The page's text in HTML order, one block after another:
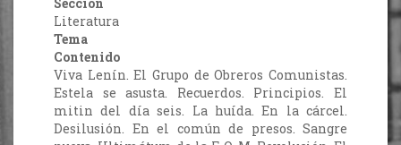
Sección
Literatura
Tema
Contenido
Viva Lenín. El Grupo de Obreros Comunistas.
Estela se asusta. Recuerdos. Principios. El
mitin del día seis. La huída. En la cárcel.
Desilusión. En el común de presos. Sangre